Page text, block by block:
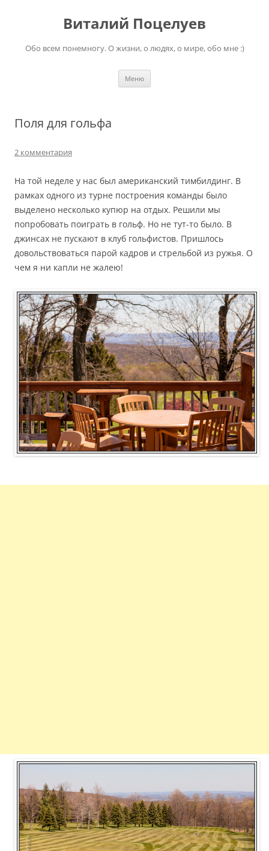
содержимомуВиталий Поцелуев
Обо всем понемногу. О жизни, о людях, о мире, обо мне :)
Меню
Поля для гольфа
2 комментария
На той неделе у нас был американский тимбилдинг. В
рамках одного из турне построения команды было
выделено несколько купюр на отдых. Решили мы
попробовать поиграть в гольф. Но не тут-то было. В
джинсах не пускают в клуб гольфистов. Пришлось
довольствоваться парой кадров и стрельбой из ружья. О
чем я ни капли не жалею!